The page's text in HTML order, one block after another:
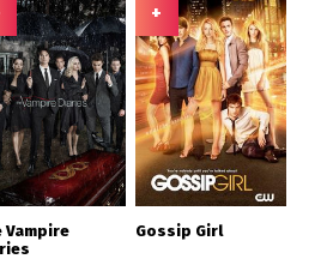
Vampire
+
Gossip Girl